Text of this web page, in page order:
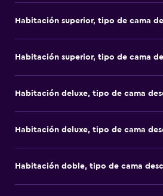
Habitación superior, tipo de cama
Habitación superior, tipo de cama
Habitación deluxe, tipo de cama
Habitación deluxe, tipo de cama
Habitación doble, tipo de cama